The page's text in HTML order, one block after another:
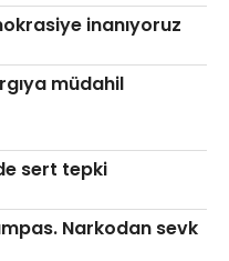
inanıyoruz
müdahil
sert tepki
Narkodan sevk